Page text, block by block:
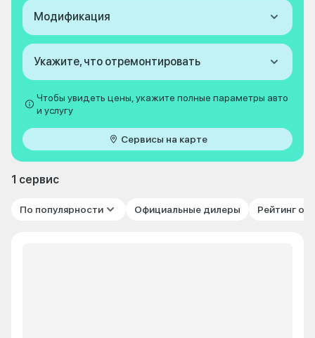
Модификация
Укажите, что отремонтировать
Чтобы увидеть цены, укажите полные параметры авто
и услугу
Сервисы на карте
1 сервис
По популярности Официальные дилеры Рейтинг